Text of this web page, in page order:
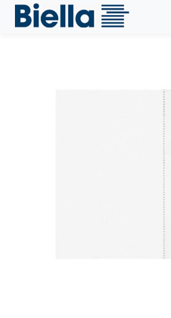
Cookie-Einstellungen